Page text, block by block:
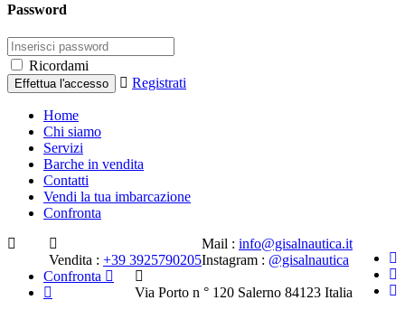
Password
Ricordami
Registrati
Home
Chi siamo
Servizi
Barche in vendita
Contatti
Vendi la tua imbarcazione
Confronta
Mail : info@gisalnautica.it
Instagram : @gisalnautica
Vendita : +39 3925790205
Via Porto n ° 120 Salerno 84123 Italia
Confronta